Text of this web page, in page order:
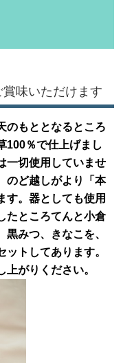
味いただけます
のもととなるところ
100％で仕上げまし
一切使用していませ
のど越しがより「本
す。器としても使用
たところてんと小倉
みつ、きなこを、
トしてあります。
がりください。